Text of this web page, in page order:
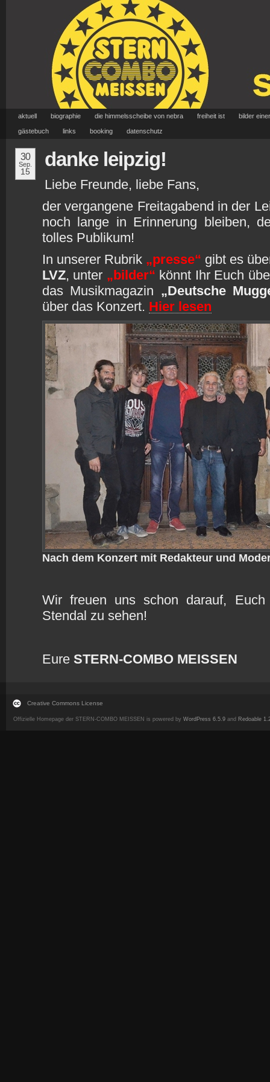
aktuell biographie die himmelsscheibe von nebra freiheit ist bilder
gästebuch links booking datenschutz
30
Sep.
15
danke leipzig!
Liebe Freunde, liebe Fans,
der vergangene Freitagabend in der
noch lange in Erinnerung bleiben,
tolles Publikum!
In unserer Rubrik „presse“ gibt es
LVZ, unter „bilder“ könnt Ihr Euch
das Musikmagazin „Deutsche
über das Konzert. Hier lesen
Nach dem Konzert mit Redakteur und
Wir freuen uns schon darauf,
Stendal zu sehen!
Eure STERN-COMBO MEISSEN
Creative Commons License
Offizielle Homepage der STERN-COMBO MEISSEN is powered by WordPress 6.5.9 and Redoable